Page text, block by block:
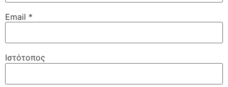
Email *
Ιστότοπος